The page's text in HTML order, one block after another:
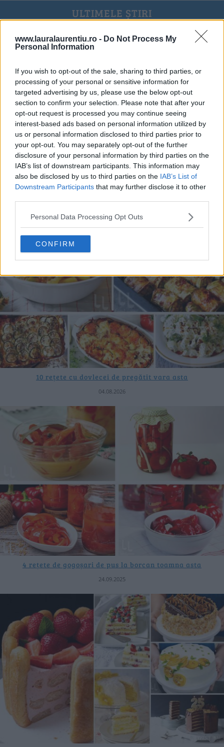
www.lauralaurentiu.ro - Do Not Process My
Personal Information
If you wish to opt-out of the sale, sharing to third parties, or
processing of your personal or sensitive information for
targeted advertising by us, please use the below opt-out
section to confirm your selection. Please note that after your
opt-out request is processed you may continue seeing
interest-based ads based on personal information utilized by
us or personal information disclosed to third parties prior to
your opt-out. You may separately opt-out of the further
disclosure of your personal information by third parties on the
IAB’s list of downstream participants. This information may
also be disclosed by us to third parties on the IAB’s List of
Downstream Participants that may further disclose it to other
Personal Data Processing Opt Outs
CONFIRM
ULTIMELE ȘTIRI
20 de rețete de salate de vară fără prelucrare termică
06.08.2026
10 rețete cu dovlecei de pregătit vara asta
04.08.2026
4 rețete de gogoșari de pus la borcan toamna asta
24.09.2025